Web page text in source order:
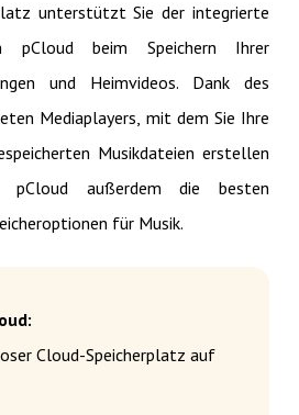
unterstützt Sie der integrierte
pCloud beim Speichern Ihrer
und Heimvideos. Dank des
Mediaplayers, mit dem Sie Ihre
Musikdateien erstellen
pCloud außerdem die besten
für Musik.
Cloud-Speicherplatz auf